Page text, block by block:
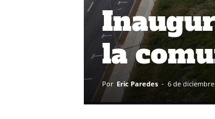
la
Por Eric Paredes - 6 de